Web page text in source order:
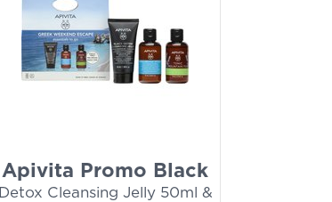
Apivita Promo Black
Detox Cleansing Jelly 50ml &